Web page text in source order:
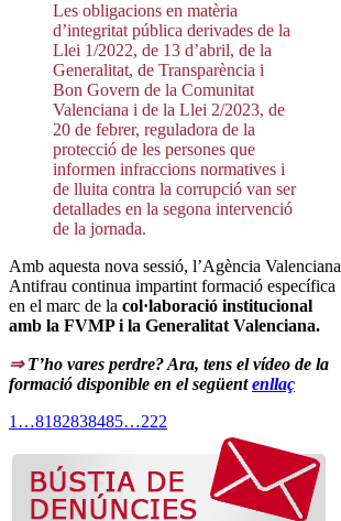
Les obligacions en matèria
d’integritat pública derivades de la
Llei 1/2022, de 13 d’abril, de la
Generalitat, de Transparència i
Bon Govern de la Comunitat
Valenciana i de la Llei 2/2023, de
20 de febrer, reguladora de la
protecció de les persones que
informen infraccions normatives i
de lluita contra la corrupció van ser
detallades en la segona intervenció
de la jornada.
Amb aquesta nova sessió, l’Agència Valenciana
Antifrau continua impartint formació específica
en el marc de la col·laboració institucional
amb la FVMP i la Generalitat Valenciana.
⇒T’ho vares perdre? Ara, tens el vídeo de la
formació disponible en el següentenllaç
1 …8182838485…222